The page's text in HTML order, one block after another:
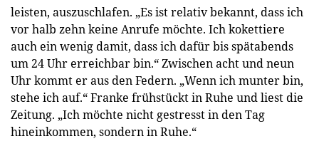
leisten, auszuschlafen. „Es ist relativ bekannt, dass ich
vor halb zehn keine Anrufe möchte. Ich kokettiere
auch ein wenig damit, dass ich dafür bis spätabends
um 24 Uhr erreichbar bin.“ Zwischen acht und neun
Uhr kommt er aus den Federn. „Wenn ich munter bin,
stehe ich auf.“ Franke frühstückt in Ruhe und liest die
Zeitung. „Ich möchte nicht gestresst in den Tag
hineinkommen, sondern in Ruhe.“